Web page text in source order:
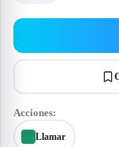
Acciones:
Llamar